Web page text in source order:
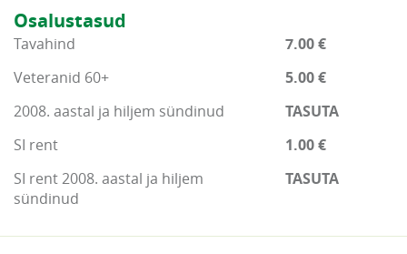
Osalustasud
Tavahind
7.00 €
Veteranid 60+
5.00 €
2008. aastal ja hiljem sündinud
TASUTA
SI rent
1.00 €
SI rent 2008. aastal ja hiljem
sündinud
TASUTA